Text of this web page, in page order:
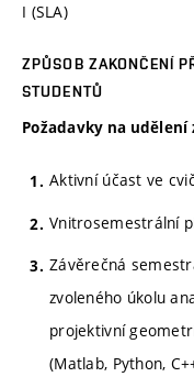
I (SLA)
ZPŮSOB ZAKONČENÍ
STUDENTŮ
Požadavky na udělení
Aktivní účast ve
Vnitrosemestrální
Závěrečná
zvoleného úkolu
projektivní
(Matlab, Python,